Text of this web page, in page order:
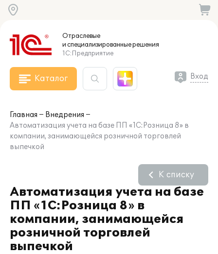
Отраслевые
и специализированныерешения
1С:Предприятие
Каталог Вход
Главная
Внедрения
Автоматизация учета на базе ПП «1С:Розница 8» в
компании, занимающейся розничной торговлей
выпечкой
Автоматизация учета на базе
ПП «1С:Розница 8» в
компании, занимающейся
розничной торговлей
выпечкой
К списку